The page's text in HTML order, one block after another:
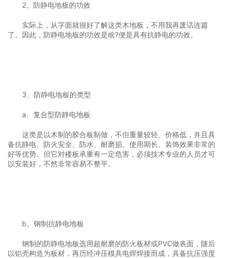
2、防静电地板的功效
实际上，从字面就很好了解这类木地板，不用我再废话连篇
了。因此，防静电地板的功效是啥?便是具有抗静电的功效。
3、防静电地板的类型
a、复合型防静电地板
这类是以木制的胶合板制做，不但重量较轻、价格低，并且具
备抗静电、防火安全、防水、耐磨损、使用期长、装饰效果非常的
好等优势。但它对楼板承重有一定危害，必须技术专业的人员才可
以安装好，不然非常容易不整平。
b、钢制抗静电地板
钢制的防静电地板选用超耐磨的防火板材或PVC做表面，随后
以铝壳构造为板材，再历经冲压模具电焊焊接而成，具备抗压强度